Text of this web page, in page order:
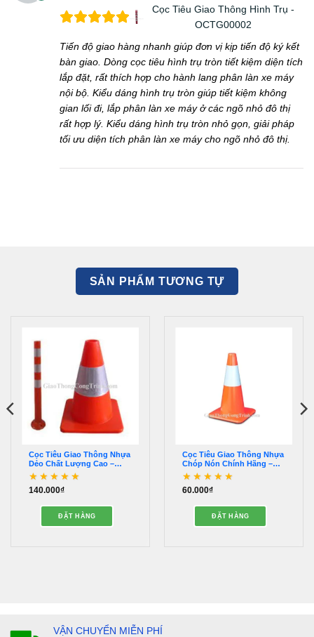
Cọc Tiêu Giao Thông Hình Trụ -
OCTG00002
Tiến độ giao hàng nhanh giúp đơn vị kịp tiến độ ký kết
bàn giao. Dòng cọc tiêu hình trụ tròn tiết kiệm diện tích
lắp đặt, rất thích hợp cho hành lang phân làn xe máy
nội bộ. Kiểu dáng hình trụ tròn giúp tiết kiệm không
gian lối đi, lắp phân làn xe máy ở các ngõ nhỏ đô thị
rất hợp lý. Kiểu dáng hình trụ tròn nhỏ gọn, giải pháp
tối ưu diện tích phân làn xe máy cho ngõ nhỏ đô thị.
SẢN PHẨM TƯƠNG TỰ
Cọc Tiêu Giao Thông Nhựa
Dẻo Chất Lượng Cao –
OCTG00007
Được xếp hạng
140.000₫
ĐẶT HÀNG
Cọc Tiêu Giao Thông Nhựa
Chóp Nón Chính Hãng –
OCTG00018
Được xếp hạng
60.000₫
ĐẶT HÀNG
VẬN CHUYỂN MIỄN PHÍ